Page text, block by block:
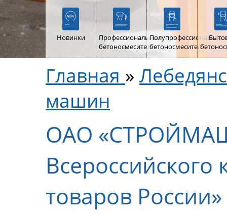
Новинки
Профессиональные
бетоносмесители
Полупрофессиональные
бетоносмесители
Главная »
машин
ОАО
товаров России»